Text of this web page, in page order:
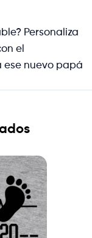
Personaliza
el
ese nuevo papá